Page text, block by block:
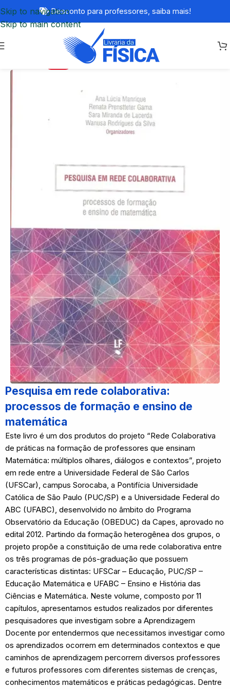
Skip to navigation
Skip to main content
Desconto para professores, saiba mais!
Pesquisa em rede colaborativa:
processos de formação e ensino de
matemática
Este livro é um dos produtos do projeto “Rede Colaborativa
de práticas na formação de professores que ensinam
Matemática: múltiplos olhares, diálogos e contextos”, projeto
em rede entre a Universidade Federal de São Carlos
(UFSCar), campus Sorocaba, a Pontifícia Universidade
Católica de São Paulo (PUC/SP) e a Universidade Federal do
ABC (UFABC), desenvolvido no âmbito do Programa
Observatório da Educação (OBEDUC) da Capes, aprovado no
edital 2012. Partindo da formação heterogênea dos grupos, o
projeto propõe a constituição de uma rede colaborativa entre
os três programas de pós-graduação que possuem
características distintas: UFSCar – Educação, PUC/SP –
Educação Matemática e UFABC – Ensino e História das
Ciências e Matemática. Neste volume, composto por 11
capítulos, apresentamos estudos realizados por diferentes
pesquisadores que investigam sobre a Aprendizagem
Docente por entendermos que necessitamos investigar como
os aprendizados ocorrem em determinados contextos e que
caminhos de aprendizagem percorrem diversos professores
e futuros professores com diferentes sistemas de crenças,
conhecimentos matemáticos e práticas pedagógicas. Dentre